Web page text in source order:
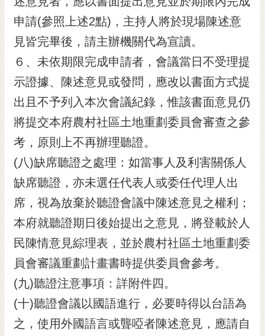
申請(參照上述2點)，主持人將於現場陳述意
見皆完畢後，請主辦機關代為宣讀。
６、未依期限完成申請者，會議當日不受理提
示證據、陳述意見或發問，應改以書面方式提
出且不予列入本次會議紀錄，惟該書面意見仍
將提交本府農村社區土地重劃委員會審查之參
考，原則上不再辦理聽證。
(八)缺席聽證之處理：如當事人及利害關係人
缺席聽證，亦未選任代表人或委任代理人出
席，視為放棄於聽證會議中陳述意見之權利；
本府就聽證期日後始提出之意見，將登載於人
民陳情意見綜理表，並於農村社區土地重劃委
員會審議重劃計畫書時提供委員會參考。
(九)聽證注意事項：詳附件四。
(十)聽證會議以國語進行，必要時得以台語為
之，使用外國語言或聾啞者陳述意見，應請自